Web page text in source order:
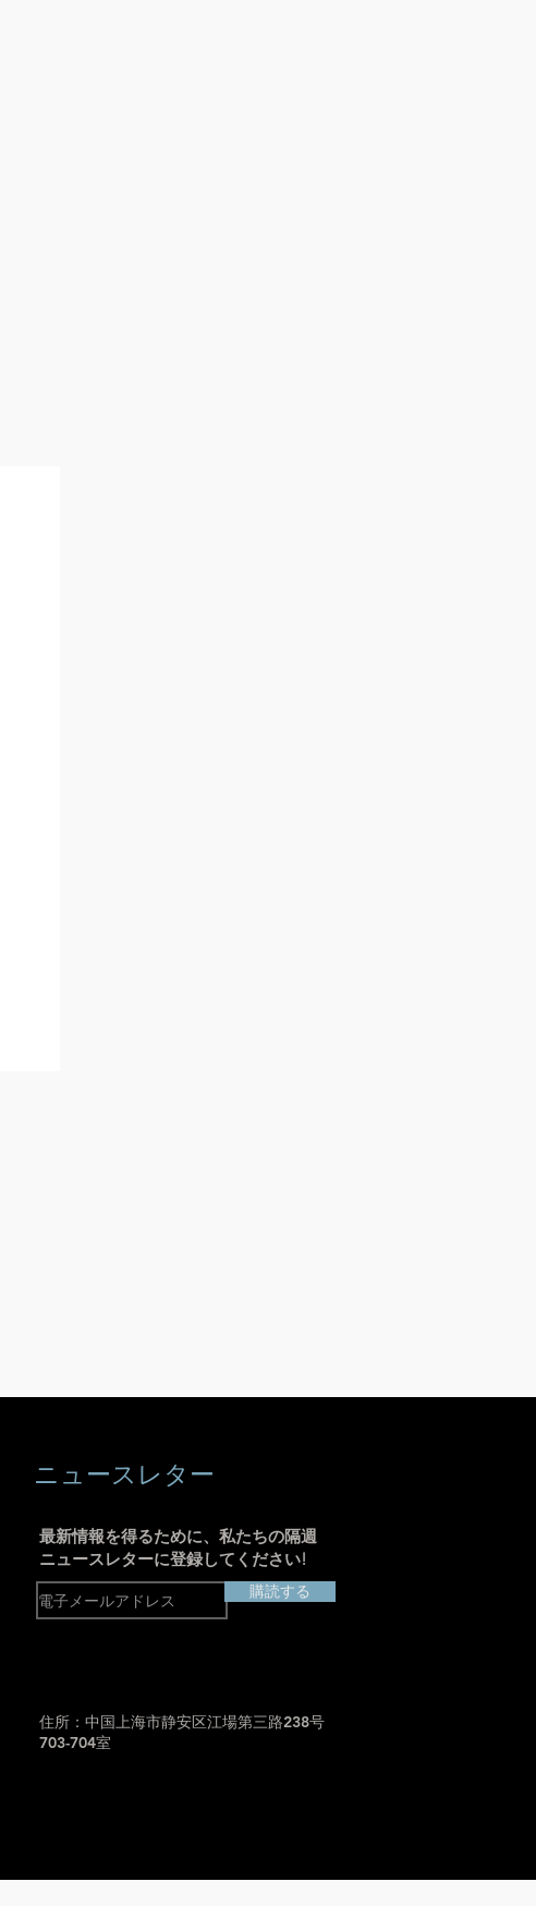
ニュースレター
最新情報を得るために、私たちの隔週
ニュースレターに登録してください!
購読する
住所：中国上海市静安区江場第三路238号
703-704室